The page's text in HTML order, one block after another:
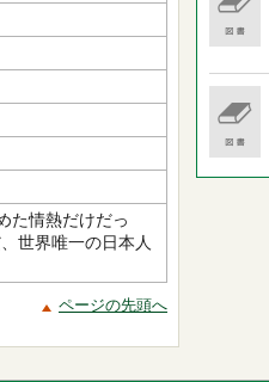
た情熱だけだっ
世界唯一の日本人
ページの先頭へ